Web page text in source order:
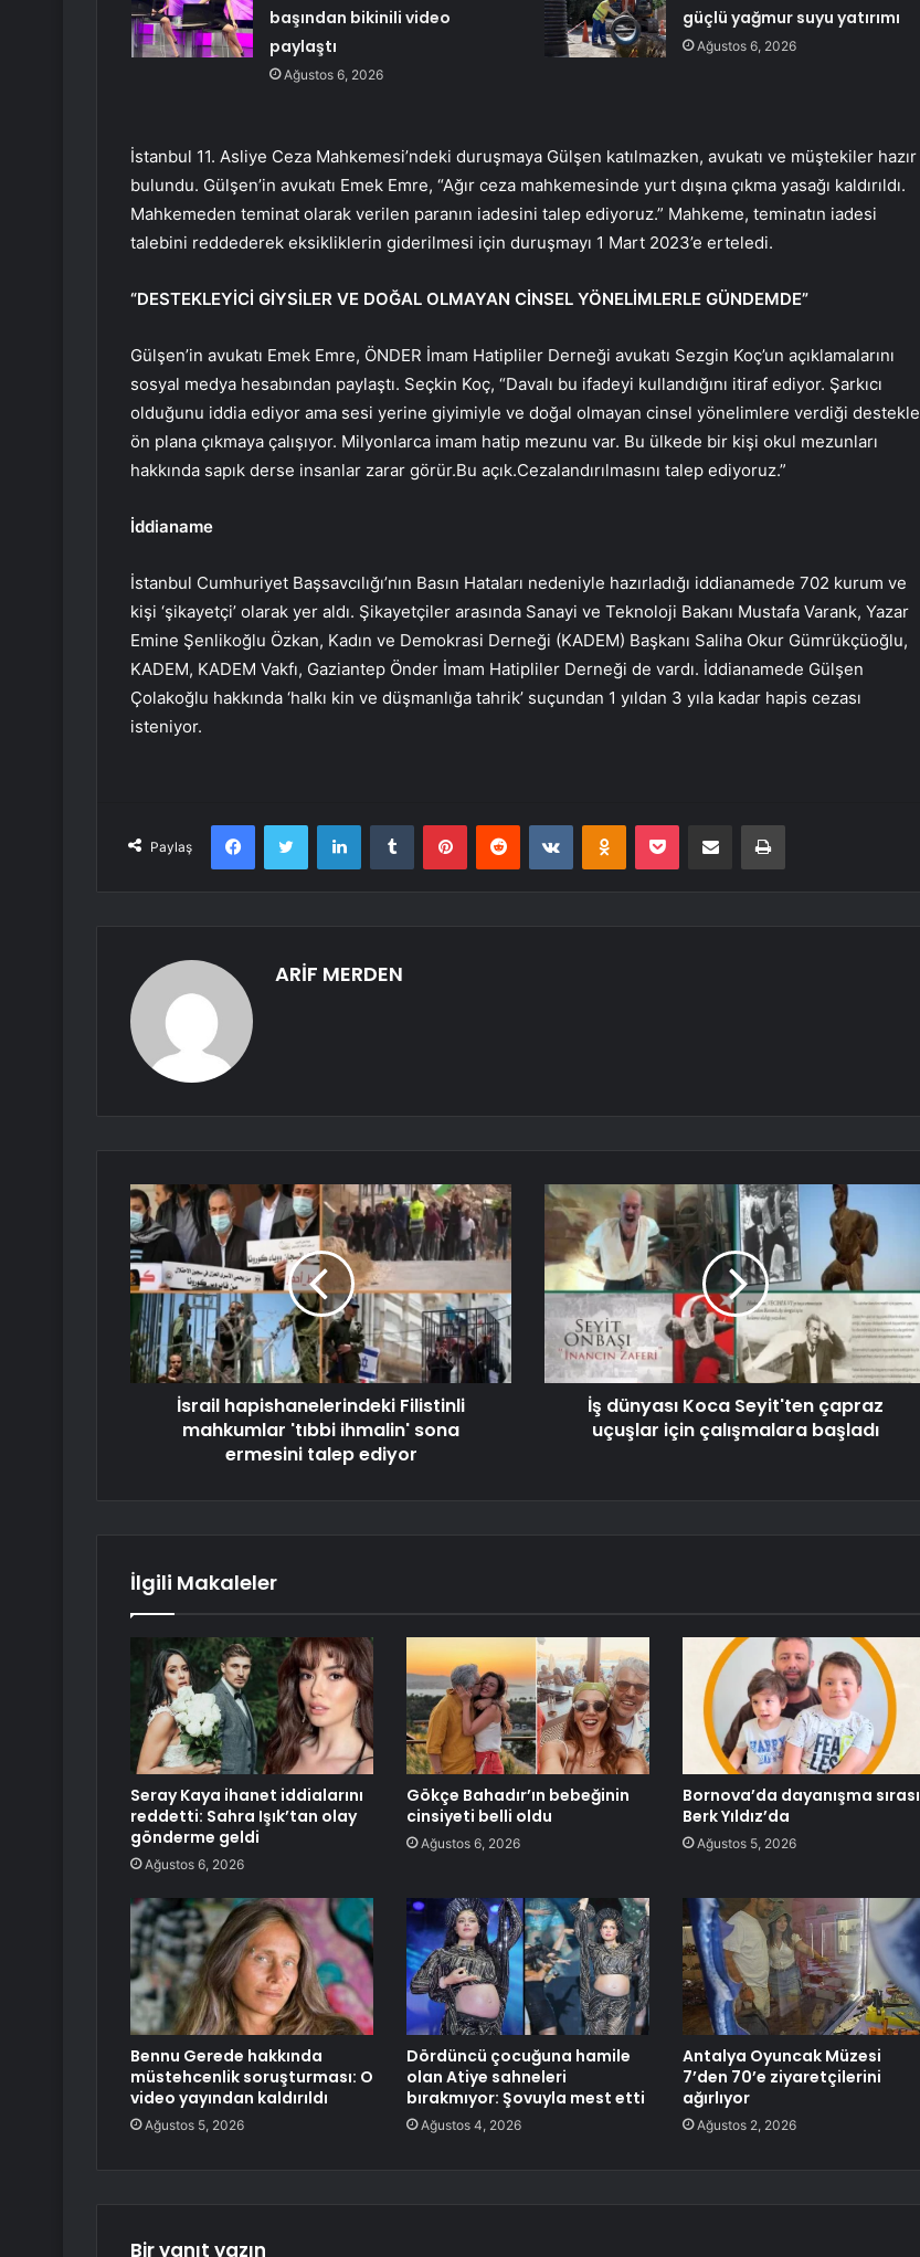
başından bikinili video
paylaştı
Ağustos 6, 2026
güçlü yağmur suyu yatırımı
Ağustos 6, 2026
İstanbul 11. Asliye Ceza Mahkemesi’ndeki duruşmaya Gülşen katılmazken, avukatı ve müştekiler hazır
bulundu. Gülşen’in avukatı Emek Emre, “Ağır ceza mahkemesinde yurt dışına çıkma yasağı kaldırıldı.
Mahkemeden teminat olarak verilen paranın iadesini talep ediyoruz.” Mahkeme, teminatın iadesi
talebini reddederek eksikliklerin giderilmesi için duruşmayı 1 Mart 2023’e erteledi.
“DESTEKLEYİCİ GİYSİLER VE DOĞAL OLMAYAN CİNSEL YÖNELİMLERLE GÜNDEMDE”
Gülşen’in avukatı Emek Emre, ÖNDER İmam Hatipliler Derneği avukatı Sezgin Koç’un açıklamalarını
sosyal medya hesabından paylaştı. Seçkin Koç, “Davalı bu ifadeyi kullandığını itiraf ediyor. Şarkıcı
olduğunu iddia ediyor ama sesi yerine giyimiyle ve doğal olmayan cinsel yönelimlere verdiği destekle
ön plana çıkmaya çalışıyor. Milyonlarca imam hatip mezunu var. Bu ülkede bir kişi okul mezunları
hakkında sapık derse insanlar zarar görür.Bu açık.Cezalandırılmasını talep ediyoruz.”
İddianame
İstanbul Cumhuriyet Başsavcılığı’nın Basın Hataları nedeniyle hazırladığı iddianamede 702 kurum ve
kişi ‘şikayetçi’ olarak yer aldı. Şikayetçiler arasında Sanayi ve Teknoloji Bakanı Mustafa Varank, Yazar
Emine Şenlikoğlu Özkan, Kadın ve Demokrasi Derneği (KADEM) Başkanı Saliha Okur Gümrükçüoğlu,
KADEM, KADEM Vakfı, Gaziantep Önder İmam Hatipliler Derneği de vardı. İddianamede Gülşen
Çolakoğlu hakkında ‘halkı kin ve düşmanlığa tahrik’ suçundan 1 yıldan 3 yıla kadar hapis cezası
isteniyor.
Paylaş
FacebookTwitter LinkedInTumblr PinterestReddit VKontakteOdnoklassniki
Pocket E-Posta ile paylaş Yazdır
ARİF MERDEN
İsrail hapishanelerindeki Filistinli
mahkumlar 'tıbbi ihmalin' sona
ermesini talep ediyor
İş dünyası Koca Seyit'ten çapraz
uçuşlar için çalışmalara başladı
İlgili Makaleler
Seray Kaya ihanet iddialarını
reddetti: Sahra Işık’tan olay
gönderme geldi
Ağustos 6, 2026
Gökçe Bahadır’ın bebeğinin
cinsiyeti belli oldu
Ağustos 6, 2026
Bornova’da dayanışma sırası
Berk Yıldız’da
Ağustos 5, 2026
Bennu Gerede hakkında
müstehcenlik soruşturması: O
video yayından kaldırıldı
Ağustos 5, 2026
Dördüncü çocuğuna hamile
olan Atiye sahneleri
bırakmıyor: Şovuyla mest etti
Ağustos 4, 2026
Antalya Oyuncak Müzesi
7’den 70’e ziyaretçilerini
ağırlıyor
Ağustos 2, 2026
Bir yanıt yazın